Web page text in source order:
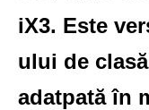
iX3. Este
ului de
adatpată în